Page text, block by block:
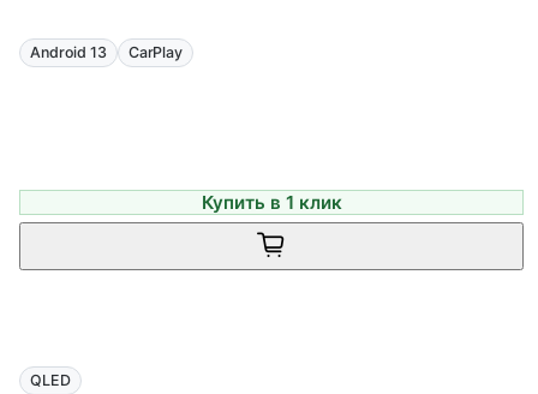
Android 13 CarPlay
Купить в 1 клик
QLED